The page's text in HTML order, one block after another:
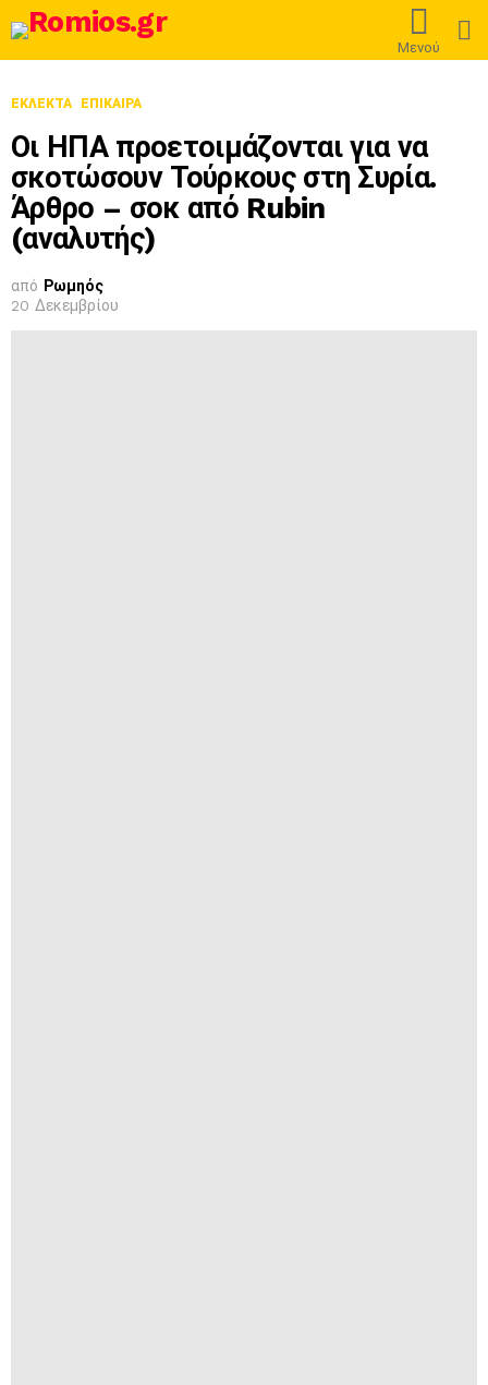
Μενού
ΕΚΛΕΚΤΆ ΕΠΊΚΑΙΡΑ
Οι ΗΠΑ προετοιμάζονται για να
σκοτώσουν Τούρκους στη Συρία.
Άρθρο – σοκ από Rubin
(αναλυτής)
από Ρωμηός
20 Δεκεμβρίου